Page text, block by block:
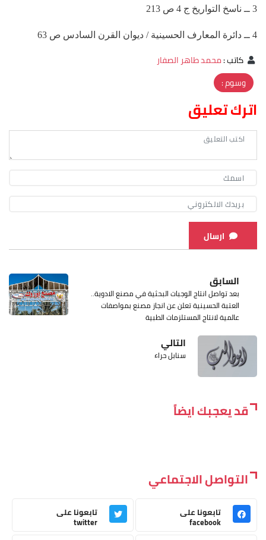
3 ــ ناسخ التواريخ ج 4 ص 213
4 ــ دائرة المعارف الحسينية / ديوان القرن السادس ص 63
كاتب:محمد طاهر الصفار
وسوم :
اترك تعليق
ارسال
السابق
بعد تواصل انتاج الوجبات البحثية في مصنع الادوية..
العتبة الحسينية تعلن عن انجاز مصنع بمواصفات
عالمية لانتاج المستلزمات الطبية
التالي
سنابل حراء
قد يعجبك ايضاً
التواصل الاجتماعي
تابعونا على
facebook
تابعونا على
twitter